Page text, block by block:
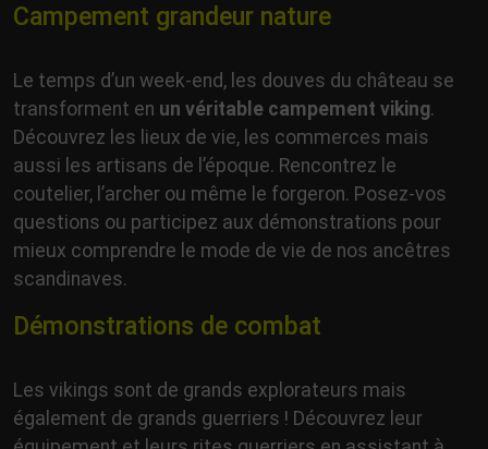
Campement grandeur nature
Le temps d’un week-end, les douves du château se
transforment en un véritable campement viking.
Découvrez les lieux de vie, les commerces mais
aussi les artisans de l’époque. Rencontrez le
coutelier, l’archer ou même le forgeron. Posez-vos
questions ou participez aux démonstrations pour
mieux comprendre le mode de vie de nos ancêtres
scandinaves.
Démonstrations de combat
Les vikings sont de grands explorateurs mais
également de grands guerriers ! Découvrez leur